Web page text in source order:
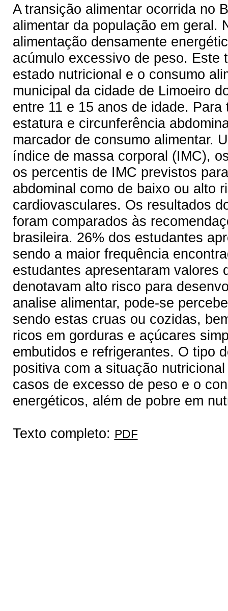
A transição alimentar ocorrida no
alimentar da população em geral.
alimentação densamente
acúmulo excessivo de peso. Este
estado nutricional e o consumo
municipal da cidade de Limoeiro
entre 11 e 15 anos de idade.
estatura e circunferência
marcador de consumo alimentar.
índice de massa corporal (IMC),
os percentis de IMC previstos
abdominal como de baixo ou alto
cardiovasculares. Os resultados
foram comparados às
brasileira. 26% dos estudantes
sendo a maior frequência
estudantes apresentaram valores
denotavam alto risco para
analise alimentar, pode-se
sendo estas cruas ou cozidas,
ricos em gorduras e açúcares
embutidos e refrigerantes. O tipo
positiva com a situação
casos de excesso de peso e o
energéticos, além de pobre em
Texto completo: PDF